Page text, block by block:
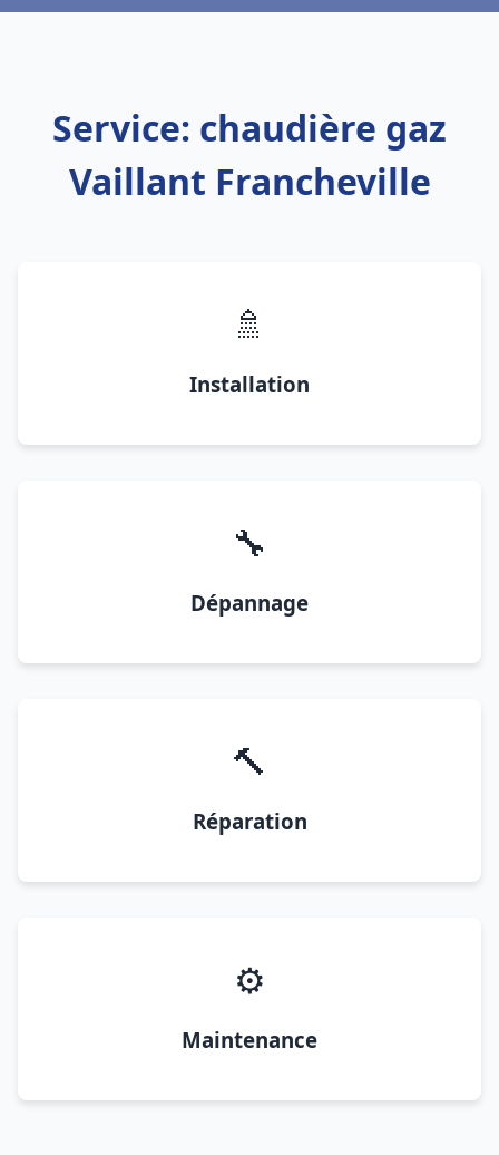
Service: chaudière gaz
Vaillant Francheville
🚿
Installation
🔧
Dépannage
🔨
Réparation
⚙️
Maintenance